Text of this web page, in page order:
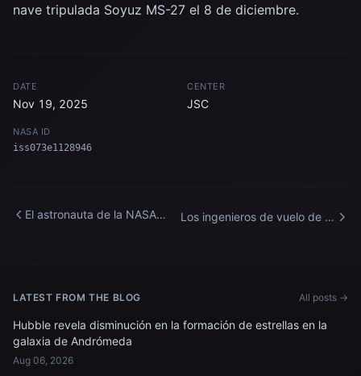
nave tripulada Soyuz MS-27 el 8 de diciembre.
DATE
Nov 19, 2025
CENTER
JSC
NASA ID
iss073e1128946
El astronauta de la NASA
Los ingenieros de vuelo de la
LATEST FROM THE BLOG All posts →
Hubble revela disminución en la formación de estrellas en la
galaxia de Andrómeda
Aug 06, 2026